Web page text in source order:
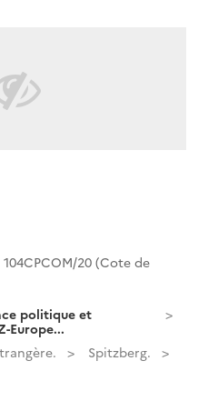
104CPCOM/20 (Cote de
politique et
Europe...
Spitzberg.